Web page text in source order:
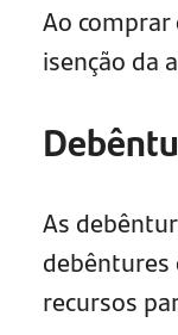
Ao
isenção da
As
recursos